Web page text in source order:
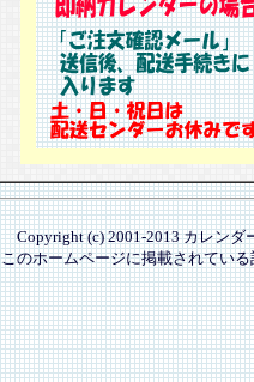
Copyright (c) 2001-2013 カレンダ
このホームページに掲載されてい